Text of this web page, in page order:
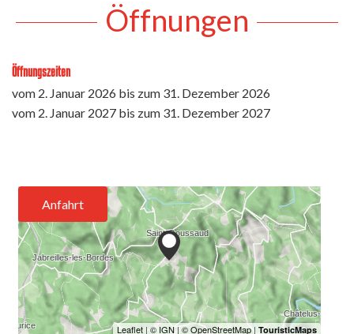
Öffnungen
Öffnungszeiten
vom 2. Januar 2026 bis zum 31. Dezember 2026
vom 2. Januar 2027 bis zum 31. Dezember 2027
Anfahrt